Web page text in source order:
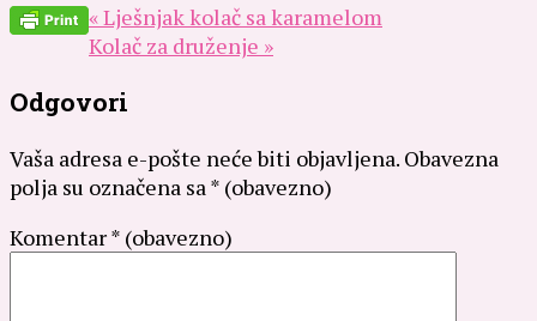
« Lješnjak kolač sa karamelom
Kolač za druženje »
Odgovori
Vaša adresa e-pošte neće biti objavljena. Obavezna
polja su označena sa* (obavezno)
Komentar* (obavezno)